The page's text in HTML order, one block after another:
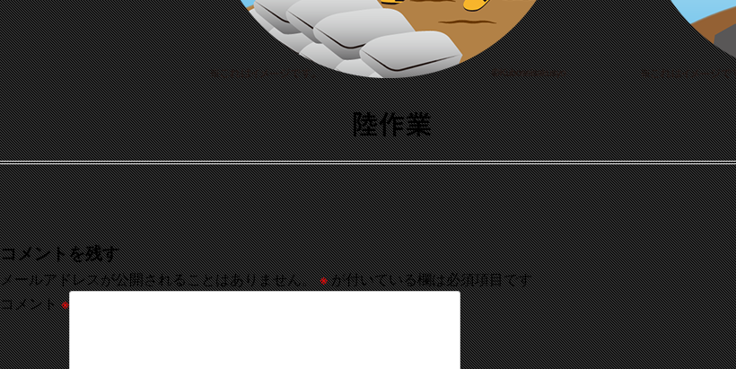
コメントを残す
メールアドレスが公開されることはありません。※が付いている欄は必須項目です
コメント※